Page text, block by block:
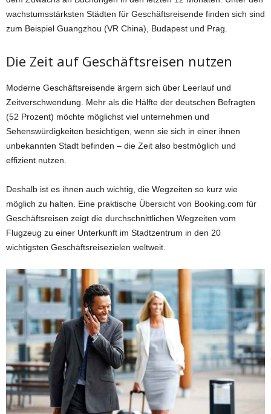
wachstumsstärksten Städten für Geschäftsreisende finden sich sind
zum Beispiel Guangzhou (VR China), Budapest und Prag.
Die Zeit auf Geschäftsreisen nutzen
Moderne Geschäftsreisende ärgern sich über Leerlauf und
Zeitverschwendung. Mehr als die Hälfte der deutschen Befragten
(52 Prozent) möchte möglichst viel unternehmen und
Sehenswürdigkeiten besichtigen, wenn sie sich in einer ihnen
unbekannten Stadt befinden – die Zeit also bestmöglich und
effizient nutzen.
Deshalb ist es ihnen auch wichtig, die Wegzeiten so kurz wie
möglich zu halten. Eine praktische Übersicht von Booking.com für
Geschäftsreisen zeigt die durchschnittlichen Wegzeiten vom
Flugzeug zu einer Unterkunft im Stadtzentrum in den 20
wichtigsten Geschäftsreisezielen weltweit.